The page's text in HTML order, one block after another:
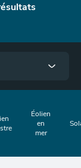
Éolien
en
mer